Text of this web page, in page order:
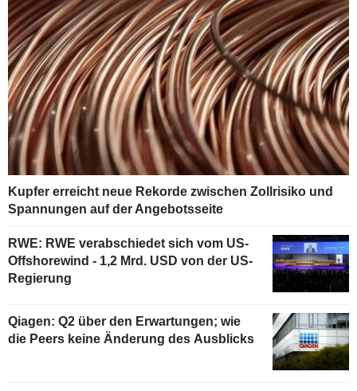
Kupfer erreicht neue Rekorde zwischen Zollrisiko und
Spannungen auf der Angebotsseite
RWE: RWE verabschiedet sich vom US-
Offshorewind - 1,2 Mrd. USD von der US-
Regierung
Qiagen: Q2 über den Erwartungen; wie
die Peers keine Änderung des Ausblicks